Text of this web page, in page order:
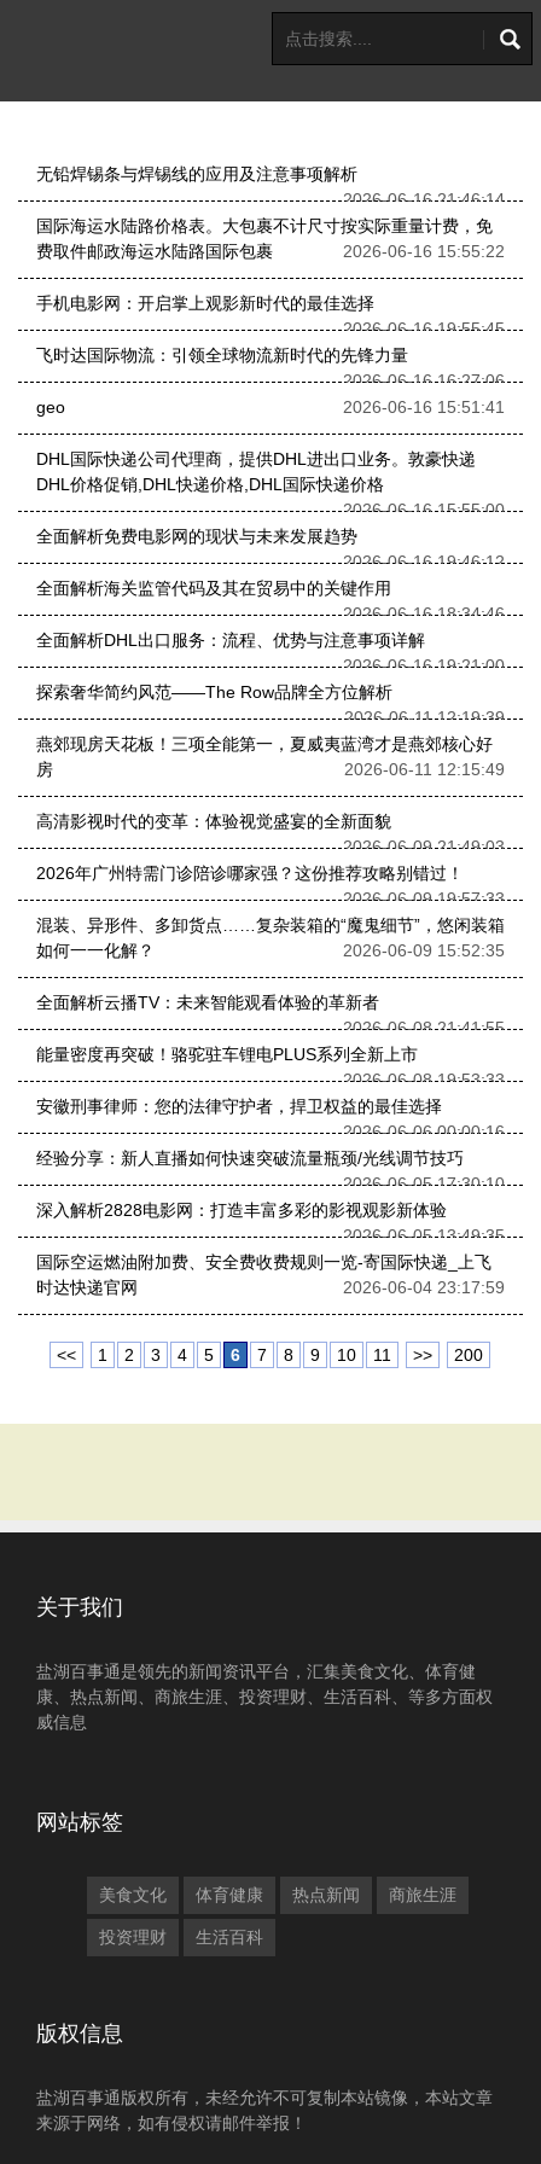
无铅焊锡条与焊锡线的应用及注意事项解析
2026-06-16 21:46:14
国际海运水陆路价格表。大包裹不计尺寸按实际重量计费，免
费取件邮政海运水陆路国际包裹
2026-06-16 15:55:22
手机电影网：开启掌上观影新时代的最佳选择
2026-06-16 19:55:45
飞时达国际物流：引领全球物流新时代的先锋力量
2026-06-16 16:27:06
geo
2026-06-16 15:51:41
DHL国际快递公司代理商，提供DHL进出口业务。敦豪快递
DHL价格促销,DHL快递价格,DHL国际快递价格
2026-06-16 15:55:00
全面解析免费电影网的现状与未来发展趋势
2026-06-16 19:46:12
全面解析海关监管代码及其在贸易中的关键作用
2026-06-16 18:34:46
全面解析DHL出口服务：流程、优势与注意事项详解
2026-06-16 19:21:00
探索奢华简约风范——The Row品牌全方位解析
2026-06-11 12:19:39
燕郊现房天花板！三项全能第一，夏威夷蓝湾才是燕郊核心好
房
2026-06-11 12:15:49
高清影视时代的变革：体验视觉盛宴的全新面貌
2026-06-09 21:49:03
2026年广州特需门诊陪诊哪家强？这份推荐攻略别错过！
2026-06-09 19:57:33
混装、异形件、多卸货点……复杂装箱的“魔鬼细节”，悠闲装箱
如何一一化解？
2026-06-09 15:52:35
全面解析云播TV：未来智能观看体验的革新者
2026-06-08 21:41:55
能量密度再突破！骆驼驻车锂电PLUS系列全新上市
2026-06-08 19:53:33
安徽刑事律师：您的法律守护者，捍卫权益的最佳选择
2026-06-06 00:00:16
经验分享：新人直播如何快速突破流量瓶颈/光线调节技巧
2026-06-05 17:30:10
深入解析2828电影网：打造丰富多彩的影视观影新体验
2026-06-05 13:49:35
国际空运燃油附加费、安全费收费规则一览-寄国际快递_上飞
时达快递官网
2026-06-04 23:17:59
<< 1 2 3 4 5 6 7 8 9 10 11 >> 200
关于我们
盐湖百事通是领先的新闻资讯平台，汇集美食文化、体育健
康、热点新闻、商旅生涯、投资理财、生活百科、等多方面权
威信息
网站标签
美食文化 体育健康 热点新闻 商旅生涯
投资理财 生活百科
版权信息
盐湖百事通版权所有，未经允许不可复制本站镜像，本站文章
来源于网络，如有侵权请邮件举报！